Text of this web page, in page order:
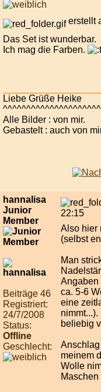
erstellt
Das Set ist wunderbar.
Ich mag die Farben.
Liebe Grüße Heike
Alle Bilder : von mir.
Gebastelt : auch von
hannalisa
Junior
Member
Beiträge 46
Registriert:
24/7/2008
Status:
Offline
Geschlecht:
22:15
Also hier
(selbst
Man
Angaben
ca. 5-6
eine
beliebig
meinem
Wolle